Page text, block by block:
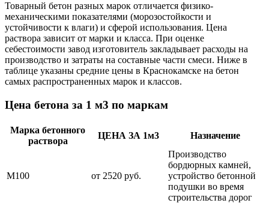
Товарный бетон разных марок отличается физико-
механическими показателями (морозостойкости и
устойчивости к влаги) и сферой использования. Цена
раствора зависит от марки и класса. При оценке
себестоимости завод изготовитель закладывает расходы на
производство и затраты на составные части смеси. Ниже в
таблице указаны средние цены в Краснокамске на бетон
самых распространенных марок и классов.
Цена бетона за 1 м3 по маркам
Марка бетонного
раствора
ЦЕНА ЗА 1м3 Назначение
М100 от 2520 руб.
Производство
бордюрных камней,
устройство бетонной
подушки во время
строительства дорог